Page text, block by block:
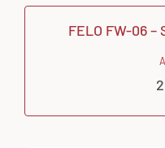
FELO FW-06